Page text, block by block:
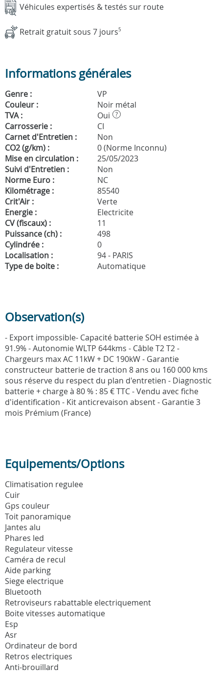
Véhicules expertisés & testés sur route
Retrait gratuit sous 7 jours5
Informations générales
Genre :
VP
Couleur :
Noir métal
TVA :
Oui ?
Carrosserie :
CI
Carnet d'Entretien :
Non
CO2 (g/km) :
0 (Norme Inconnu)
Mise en circulation :
25/05/2023
Suivi d'Entretien :
Non
Norme Euro :
NC
Kilométrage :
85540
Crit'Air :
Verte
Energie :
Electricite
CV (fiscaux) :
11
Puissance (ch) :
498
Cylindrée :
0
Localisation :
94 - PARIS
Type de boite :
Automatique
Observation(s)
- Export impossible- Capacité batterie SOH estimée à
91.9% - Autonomie WLTP 644kms - Câble T2 T2 -
Chargeurs max AC 11kW + DC 190kW - Garantie
constructeur batterie de traction 8 ans ou 160 000 kms
sous réserve du respect du plan d'entretien - Diagnostic
batterie + charge à 80 % : 85 € TTC - Vendu avec fiche
d'identification - Kit anticrevaison absent - Garantie 3
mois Prémium (France)
Equipements/Options
Climatisation regulee
Cuir
Gps couleur
Toit panoramique
Jantes alu
Phares led
Regulateur vitesse
Caméra de recul
Aide parking
Siege electrique
Bluetooth
Retroviseurs rabattable electriquement
Boite vitesses automatique
Esp
Asr
Ordinateur de bord
Retros electriques
Anti-brouillard